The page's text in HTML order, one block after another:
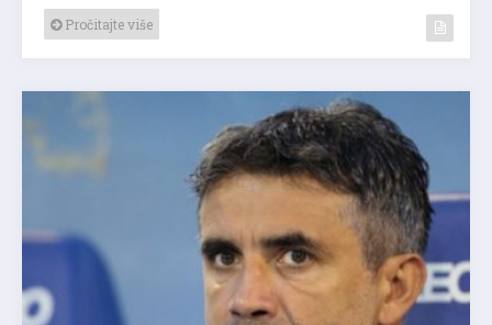
Pročitajte više